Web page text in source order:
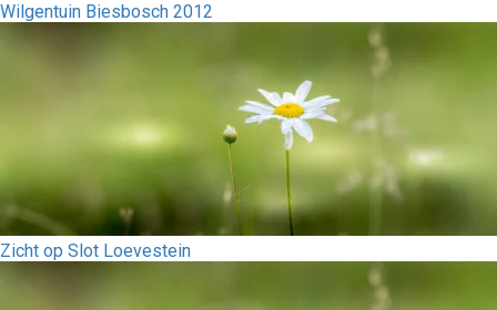
Wilgentuin Biesbosch 2012
Zicht op Slot Loevestein